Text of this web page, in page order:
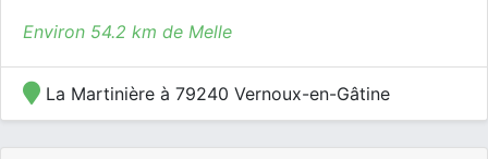
Environ 54.2 km de Melle
La Martinière à 79240 Vernoux-en-Gâtine